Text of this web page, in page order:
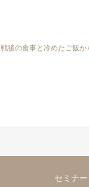
戦後の食事と冷めたご飯か
セミナー